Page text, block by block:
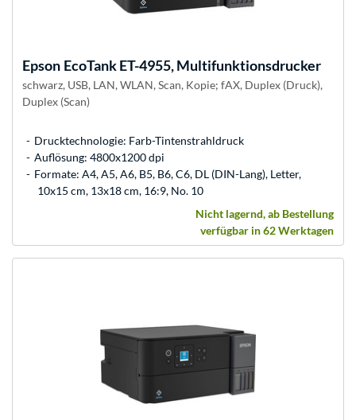
Epson EcoTank ET-4955, Multifunktionsdrucker
schwarz, USB, LAN, WLAN, Scan, Kopie; fAX, Duplex (Druck),
Duplex (Scan)
Drucktechnologie: Farb-Tintenstrahldruck
Auflösung: 4800x1200 dpi
Formate: A4, A5, A6, B5, B6, C6, DL (DIN-Lang), Letter,
10x15 cm, 13x18 cm, 16:9, No. 10
Nicht lagernd, ab Bestellung
verfügbar in 62 Werktagen